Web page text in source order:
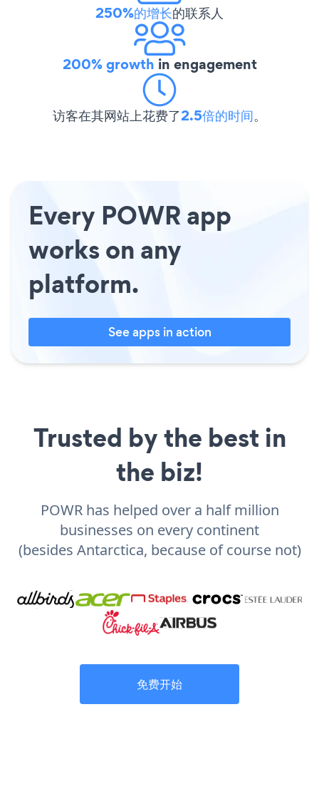
250%的增长的联系人
200% growth in engagement
访客在其网站上花费了2.5倍的时间。
Every POWR app
works on any
platform.
See apps in action
Trusted by the best in
the biz!
POWR has helped over a half million
businesses on every continent
(besides Antarctica, because of course not)
免费开始